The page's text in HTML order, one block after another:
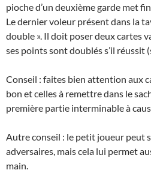
pioche d’un deuxième garde met
Le dernier voleur présent dans la
double ». Il doit poser deux cartes
ses points sont doublés s’il réussit
Conseil : faites bien attention aux
bon et celles à remettre dans le
première partie interminable à
Autre conseil : le petit joueur peut
adversaires, mais cela lui permet
main.